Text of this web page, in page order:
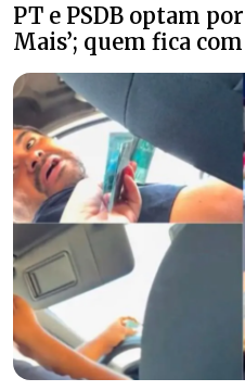
PT e PSDB optam
Mais’; quem fica